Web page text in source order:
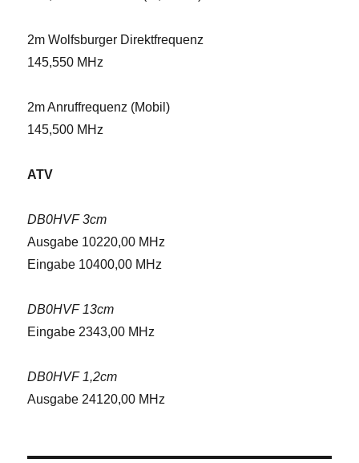
2m Wolfsburger Direktfrequenz
145,550 MHz
2m Anruffrequenz (Mobil)
145,500 MHz
ATV
DB0HVF 3cm
Ausgabe 10220,00 MHz
Eingabe 10400,00 MHz
DB0HVF 13cm
Eingabe 2343,00 MHz
DB0HVF 1,2cm
Ausgabe 24120,00 MHz